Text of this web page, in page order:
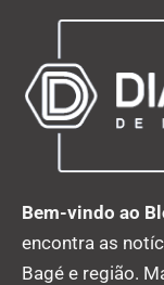
Bem-vindo ao
encontra as
Bagé e região.